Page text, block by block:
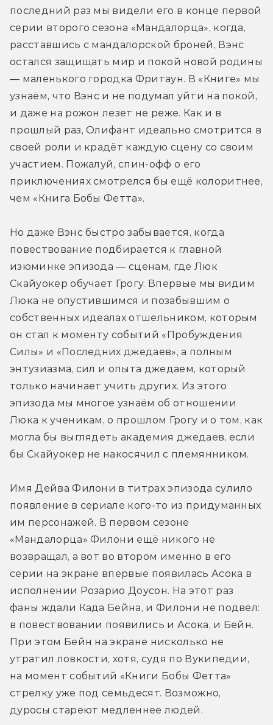
последний раз мы видели его в конце первой
серии второго сезона «Мандалорца», когда,
расставшись с мандалорской броней, Вэнс
остался защищать мир и покой новой родины
— маленького городка Фритаун. В «Книге» мы
узнаём, что Вэнс и не подумал уйти на покой,
и даже на рожон лезет не реже. Как и в
прошлый раз, Олифант идеально смотрится в
своей роли и крадёт каждую сцену со своим
участием. Пожалуй, спин-офф о его
приключениях смотрелся бы ещё колоритнее,
чем «Книга Бобы Фетта».
Но даже Вэнс быстро забывается, когда
повествование подбирается к главной
изюминке эпизода — сценам, где Люк
Скайуокер обучает Грогу. Впервые мы видим
Люка не опустившимся и позабывшим о
собственных идеалах отшельником, которым
он стал к моменту событий «Пробуждения
Силы» и «Последних джедаев», а полным
энтузиазма, сил и опыта джедаем, который
только начинает учить других. Из этого
эпизода мы многое узнаём об отношении
Люка к ученикам, о прошлом Грогу и о том, как
могла бы выглядеть академия джедаев, если
бы Скайуокер не накосячил с племянником.
Имя Дейва Филони в титрах эпизода сулило
появление в сериале кого-то из придуманных
им персонажей. В первом сезоне
«Мандалорца» Филони ещё никого не
возвращал, а вот во втором именно в его
серии на экране впервые появилась Асока в
исполнении Розарио Доусон. На этот раз
фаны ждали Када Бейна, и Филони не подвёл:
в повествовании появились и Асока, и Бейн.
При этом Бейн на экране нисколько не
утратил ловкости, хотя, судя по Вукипедии,
на момент событий «Книги Бобы Фетта»
стрелку уже под семьдесят. Возможно,
дуросы стареют медленнее людей.